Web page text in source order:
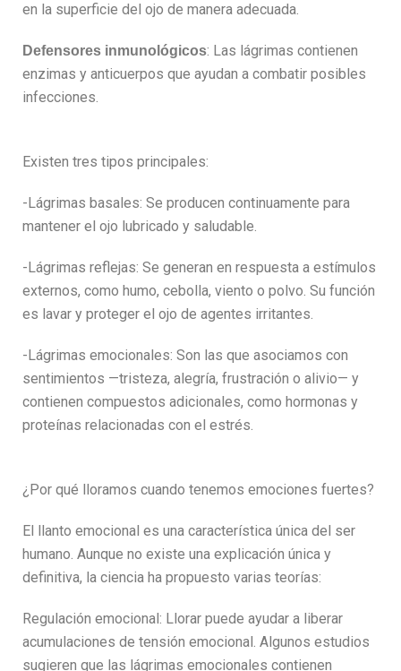
en la superficie del ojo de manera adecuada.
Defensores inmunológicos: Las lágrimas contienen
enzimas y anticuerpos que ayudan a combatir posibles
infecciones.
Existen tres tipos principales:
-Lágrimas basales: Se producen continuamente para
mantener el ojo lubricado y saludable.
-Lágrimas reflejas: Se generan en respuesta a estímulos
externos, como humo, cebolla, viento o polvo. Su función
es lavar y proteger el ojo de agentes irritantes.
-Lágrimas emocionales: Son las que asociamos con
sentimientos —tristeza, alegría, frustración o alivio— y
contienen compuestos adicionales, como hormonas y
proteínas relacionadas con el estrés.
¿Por qué lloramos cuando tenemos emociones fuertes?
El llanto emocional es una característica única del ser
humano. Aunque no existe una explicación única y
definitiva, la ciencia ha propuesto varias teorías:
Regulación emocional: Llorar puede ayudar a liberar
acumulaciones de tensión emocional. Algunos estudios
sugieren que las lágrimas emocionales contienen